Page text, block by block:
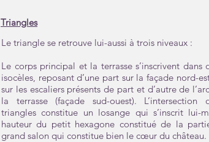
Triangles
Le triangle se retrouve lui-aussi à trois niveaux :
Le corps principal et la terrasse s’inscrivent dans
isocèles, reposant d’une part sur la façade nord-
sur les escaliers présents de part et d’autre de
la terrasse (façade sud-ouest).
triangles constitue un losange qui s’inscrit lui-
hauteur du petit hexagone constitué de la
grand salon qui constitue bien le cœur du château.